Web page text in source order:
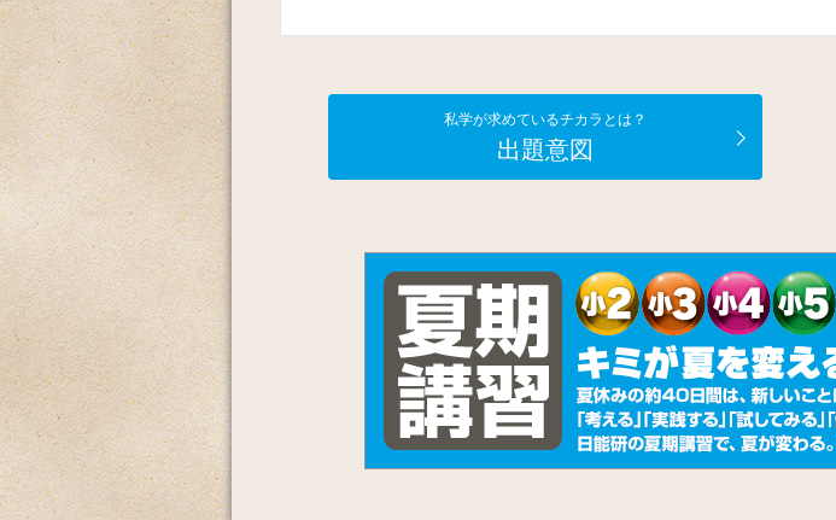
私学が求めているチカラとは？
出題意図